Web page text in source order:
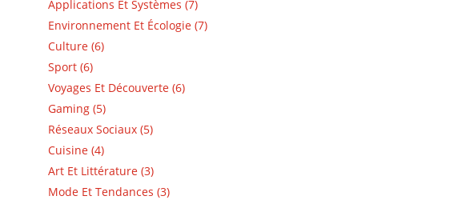
Applications Et Systèmes (7)
Environnement Et Écologie (7)
Culture (6)
Sport (6)
Voyages Et Découverte (6)
Gaming (5)
Réseaux Sociaux (5)
Cuisine (4)
Art Et Littérature (3)
Mode Et Tendances (3)